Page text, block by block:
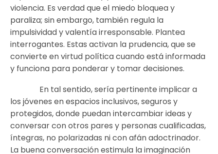
violencia. Es verdad que el miedo bloquea y
paraliza; sin embargo, también regula la
impulsividad y valentía irresponsable. Plantea
interrogantes. Estas activan la prudencia, que se
convierte en virtud política cuando está informada
y funciona para ponderar y tomar decisiones.
En tal sentido, sería pertinente implicar a
los jóvenes en espacios inclusivos, seguros y
protegidos, donde puedan intercambiar ideas y
conversar con otros pares y personas cualificadas,
íntegras, no polarizadas ni con afán adoctrinador.
La buena conversación estimula la imaginación